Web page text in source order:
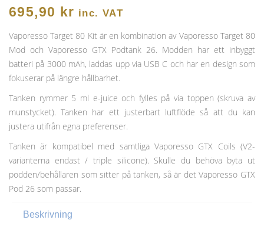
695,90 kr inc. VAT
Vaporesso Target 80 Kit är en kombination av Vaporesso Target 80
Mod och Vaporesso GTX Podtank 26. Modden har ett inbyggt
batteri på 3000 mAh, laddas upp via USB C och har en design som
fokuserar på längre hållbarhet.
Tanken rymmer 5 ml e-juice och fylles på via toppen (skruva av
munstycket). Tanken har ett justerbart luftflöde så att du kan
justera utifrån egna preferenser.
Tanken är kompatibel med samtliga Vaporesso GTX Coils (V2-
varianterna endast / triple silicone). Skulle du behöva byta ut
podden/behållaren som sitter på tanken, så är det Vaporesso GTX
Pod 26 som passar.
Beskrivning